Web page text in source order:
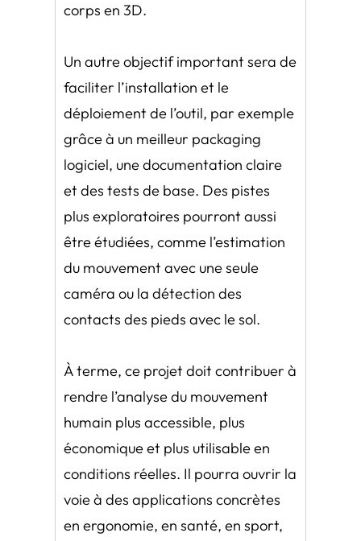
corps en 3D.
Un autre objectif important sera de
faciliter l’installation et le
déploiement de l’outil, par exemple
grâce à un meilleur packaging
logiciel, une documentation claire
et des tests de base. Des pistes
plus exploratoires pourront aussi
être étudiées, comme l’estimation
du mouvement avec une seule
caméra ou la détection des
contacts des pieds avec le sol.
À terme, ce projet doit contribuer à
rendre l’analyse du mouvement
humain plus accessible, plus
économique et plus utilisable en
conditions réelles. Il pourra ouvrir la
voie à des applications concrètes
en ergonomie, en santé, en sport,